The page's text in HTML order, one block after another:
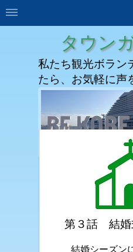
タウン
私たち観光ボラン
たら、お気軽に声
第３話 結婚
結婚シーズン